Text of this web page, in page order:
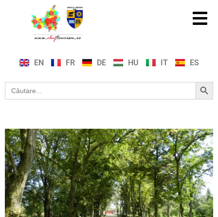
EN FR DE HU IT ES
Search
for:
Search Button